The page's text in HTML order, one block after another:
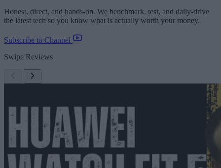
Honest, direct, and hands-on. We benchmark, test, and daily-drive
the latest tech so you know what is actually worth your money.
Subscribe to Channel
Swipe Reviews